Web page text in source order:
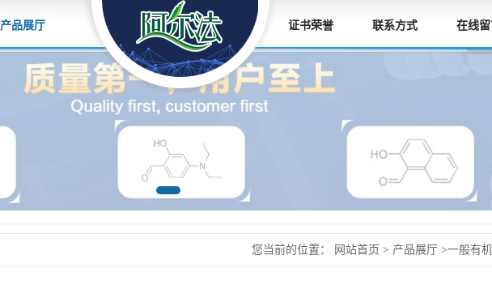
产品展厅 证书荣誉 联系方式 在线
您当前的位置： 网站首页 > 产品展厅 >一般有